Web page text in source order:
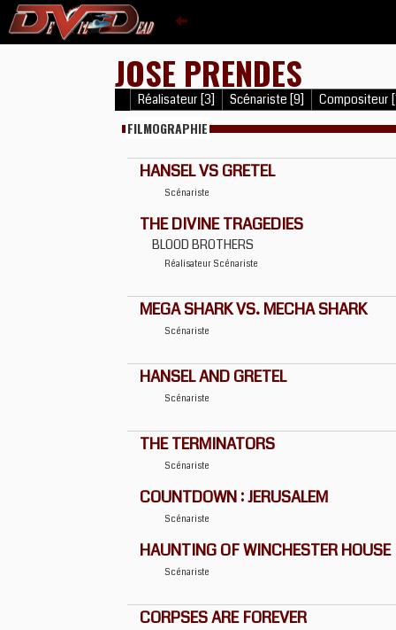
JOSE PRENDES
Réalisateur [3] Scénariste [9] Compositeur
FILMOGRAPHIE
HANSEL VS GRETEL
Scénariste
THE DIVINE TRAGEDIES
BLOOD BROTHERS
Réalisateur Scénariste
MEGA SHARK VS. MECHA SHARK
Scénariste
HANSEL AND GRETEL
Scénariste
THE TERMINATORS
Scénariste
COUNTDOWN : JERUSALEM
Scénariste
HAUNTING OF WINCHESTER HOUSE
Scénariste
CORPSES ARE FOREVER